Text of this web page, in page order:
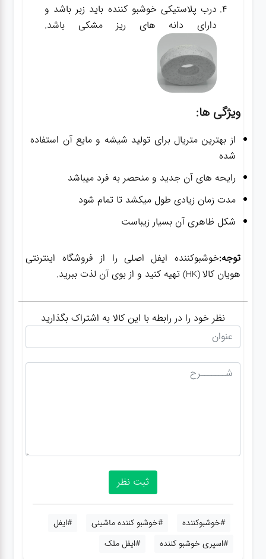
درب پلاستیکی خوشبو کننده باید زبر باشد و
دارای دانه های ریز مشکی باشد.
ویژگی ها:
از بهترین متریال برای تولید شیشه و مایع آن استفاده
شده
رایحه های آن جدید و منحصر به فرد میباشد
مدت زمان زیادی طول میکشد تا تمام شود
شکل ظاهری آن بسیار زیباست
توجه:خوشبوکننده ایفل اصلی را از فروشگاه اینترنتی
هویان کالا(HK) تهیه کنید و از بوی آن لذت ببرید.
نظر خود را در رابطه با این کالا به اشتراک بگذارید
#خوشبوکننده #خوشبو کننده ماشینی
#ایفل
#اسپری خوشبو کننده
#ایفل ملک